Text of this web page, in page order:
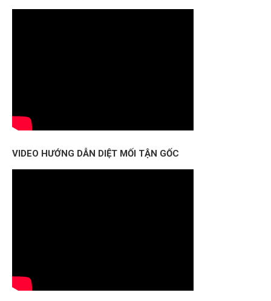
VIDEO HƯỚNG DẪN DIỆT MỐI TẬN GỐC